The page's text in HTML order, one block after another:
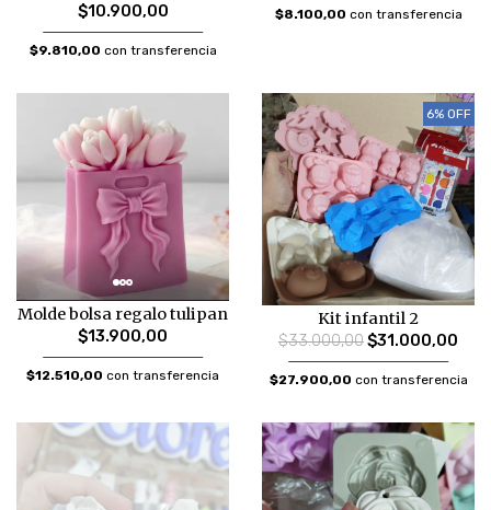
$10.900,00
$9.810,00 con transferencia
$8.100,00 con transferencia
Molde bolsa regalo tulipan
$13.900,00
$12.510,00 con transferencia
6% OFF
Kit infantil 2
$33.000,00$31.000,00
$27.900,00 con transferencia